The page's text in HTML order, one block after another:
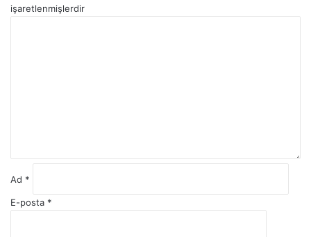
işaretlenmişlerdir
Ad *
E-posta *